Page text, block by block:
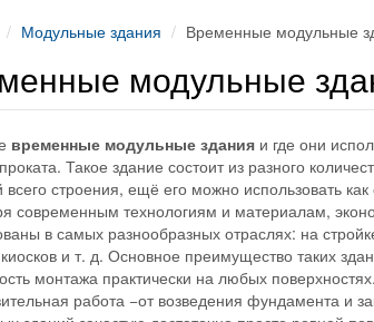
Модульные здания Временные модульные
модульные
временные модульные здания и где они
Такое здание состоит из разного
всего строения, ещё его можно использовать
современным технологиям и материалам,
в самых разнообразных отраслях: на
и т. д. Основное преимущество таких
монтажа практически на любых
работа −от возведения фундамента и